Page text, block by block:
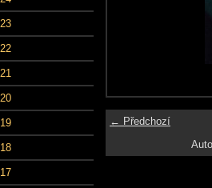
← Předchozí